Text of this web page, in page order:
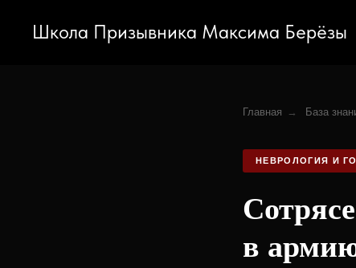
Школа Призывника Максима Берёзы
Главная → База
НЕВРОЛОГИЯ И
в